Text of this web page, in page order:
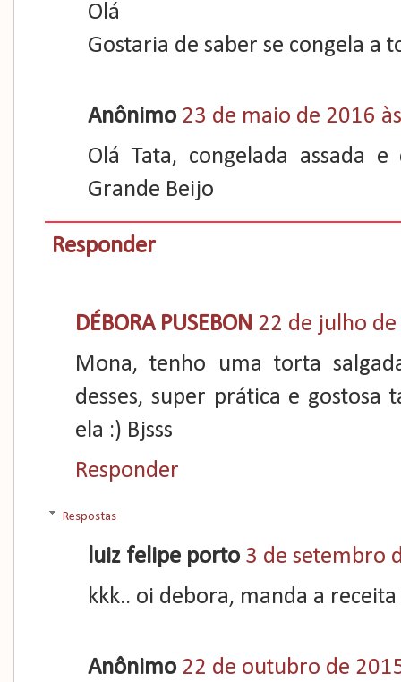
Olá
Gostaria de saber se congela a
Anônimo 23 de maio de 2016
Olá Tata, congelada assada
Grande Beijo
Responder
DÉBORA PUSEBON 22 de julho
Mona, tenho uma torta
desses, super prática e
ela :) Bjsss
Responder
Respostas
luiz felipe porto 3 de setembro
kkk.. oi debora, manda a receita
Anônimo 22 de outubro de